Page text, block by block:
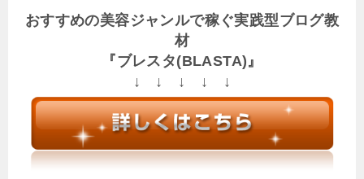
おすすめの美容ジャンルで稼ぐ実践型ブログ教
材
『ブレスタ(BLASTA)』
↓ ↓ ↓ ↓ ↓